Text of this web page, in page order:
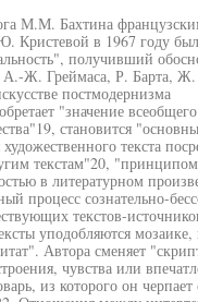
М.М. Бахтина
Кристевой в 1967 году
получивший
Ж. Греймаса, Р. Барта,
постмодернизма
"значение
становится
текста
текстам"20,
в литературном
процесс сознательно-
текстов-
уподобляются
Автора сменяет
чувства или
из которого он